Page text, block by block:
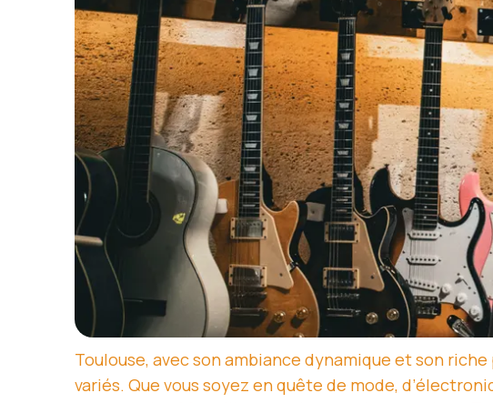
Toulouse, avec son ambiance dynamique et son
variés. Que vous soyez en quête de mode,